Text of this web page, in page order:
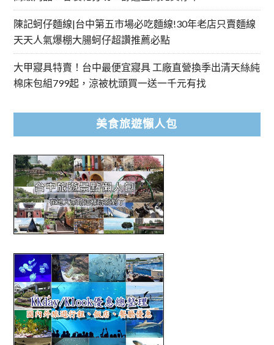
陳記蚵仔麵線|台中第五市場必吃麵線!30年老店只賣麵線
天天人氣爆棚大腸蚵仔超讚推薦必點
大甲寢具特賣！台中最便宜寢具 工廠直營換季出清天絲純
棉床包組799起，涼被枕頭買一送一千元有找
美食旅遊懶人包